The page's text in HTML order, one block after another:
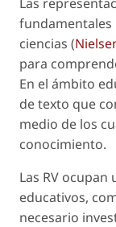
fundamentales
ciencias (
para
En el ámbito
de texto que
medio de los
conocimiento.
Las RV
educativos,
necesario